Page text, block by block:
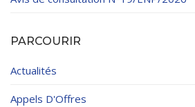
PARCOURIR
Actualités
Appels D'Offres